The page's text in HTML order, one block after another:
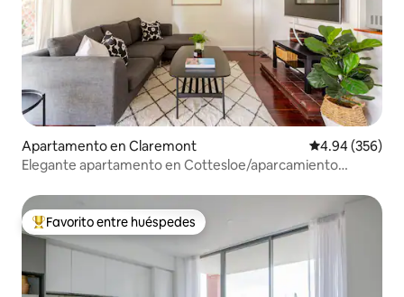
Apartamento en Claremont Calificación
4.94 (356)
Elegante apartamento en Cottesloe/aparcamiento
Favorito entre huéspedes preferido
Favorito entre huéspedes